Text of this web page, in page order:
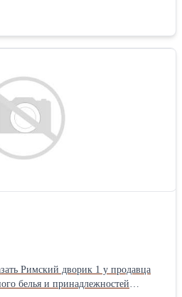
Книжка ПВХ комплектация:
110 гр/м Тип простыни КПБ:
на пододеяльнике КПБ: Разрез (в
Римский дворик 1 у продавца
белья и принадлежностей